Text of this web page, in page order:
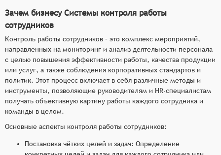
Обнаружение и предотвращение случаев
прогулов и опозданий.
Зачем бизнесу Системы контроля работы
сотрудников
Контроль работы сотрудников – это комплекс мероприятий,
направленных на мониторинг и анализ деятельности персонала
с целью повышения эффективности работы, качества продукции
или услуг, а также соблюдения корпоративных стандартов и
политик. Этот процесс включает в себя различные методы и
инструменты, позволяющие руководителям и HR-специалистам
получать объективную картину работы каждого сотрудника и
команды в целом.
Основные аспекты контроля работы сотрудников:
Постановка чётких целей и задач: Определение